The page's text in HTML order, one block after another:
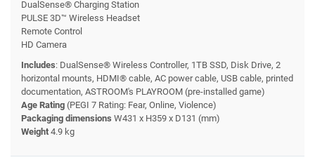
DualSense® Charging Station
PULSE 3D™ Wireless Headset
Remote Control
HD Camera
Includes: DualSense® Wireless Controller, 1TB SSD, Disk Drive, 2
horizontal mounts, HDMI® cable, AC power cable, USB cable, printed
documentation, ASTROOM's PLAYROOM (pre-installed game)
Age Rating (PEGI 7 Rating: Fear, Online, Violence)
Packaging dimensions W431 x H359 x D131 (mm)
Weight 4.9 kg